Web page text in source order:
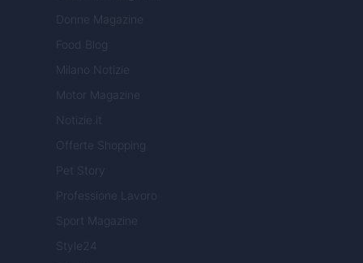
Donne Magazine
Food Blog
Milano Notizie
Motor Magazine
Notizie.it
Offerte Shopping
Pet Story
Professione Lavoro
Sport Magazine
Style24